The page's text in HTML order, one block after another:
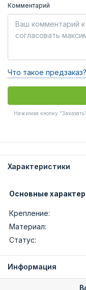
Комментарий
Что такое предзаказ?
Нажимая кнопку
Характеристики
Основные
Крепление:
Материал:
Статус:
Информация